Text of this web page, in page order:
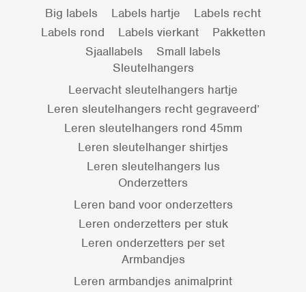
Big labels
Labels hartje
Labels recht
Labels rond
Labels vierkant
Pakketten
Sjaallabels
Small labels
Sleutelhangers
Leervacht sleutelhangers hartje
Leren sleutelhangers recht gegraveerd’
Leren sleutelhangers rond 45mm
Leren sleutelhanger shirtjes
Leren sleutelhangers lus
Onderzetters
Leren band voor onderzetters
Leren onderzetters per stuk
Leren onderzetters per set
Armbandjes
Leren armbandjes animalprint